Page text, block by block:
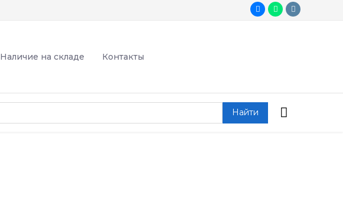
Наличие на складе Контакты
Найти